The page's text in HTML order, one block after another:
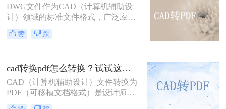
DWG文件作为CAD（计算机辅助设
计）领域的标准文件格式，广泛应用
于建筑、机械、电子等设计领域。然
而，有时我们需要将这些DWG文件
呢？本文将介绍两种将DWG转换成
PDF格式的方法。
赞 踩
cad转换pdf怎么转换？试试这二种实用方法！
CAD（计算机辅助设计）文件转换为
PDF（可移植文档格式）是设计师和
工程师在日常工作中经常遇到的需